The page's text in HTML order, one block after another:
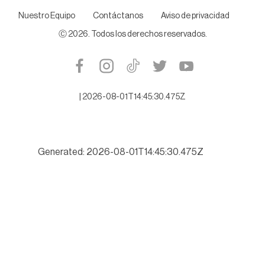
Nuestro Equipo Contáctanos Aviso de privacidad
Ⓒ 2026. Todos los derechos reservados.
2026-08-01T14:45:30.475Z
Generated: 2026-08-01T14:45:30.475Z